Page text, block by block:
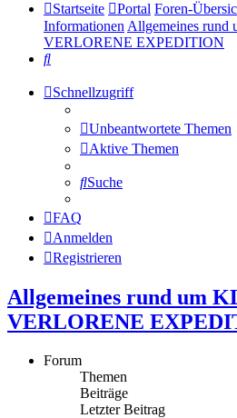
Startseite Portal Foren-
InformationenAllgemeines
VERLORENE EXPEDITION
Suche
Schnellzugriff
Unbeantwortete Themen
Aktive Themen
Suche
FAQ
Anmelden
Registrieren
Allgemeines rund um
VERLORENE
Forum
Themen
Beiträge
Letzter Beitrag